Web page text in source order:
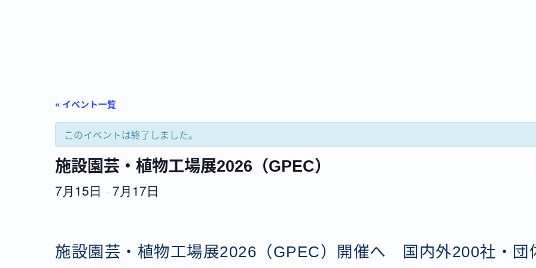
« イベント一覧
このイベントは終了しました。
施設園芸・植物工場展2026（GPEC）
7月15日 – 7月17日
施設園芸・植物工場展2026（GPEC）開催へ 国内外200社・団